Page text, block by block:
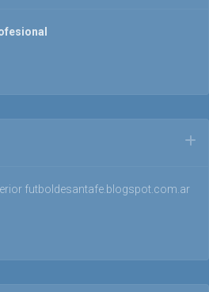
futboldesantafe.blogspot.com.ar